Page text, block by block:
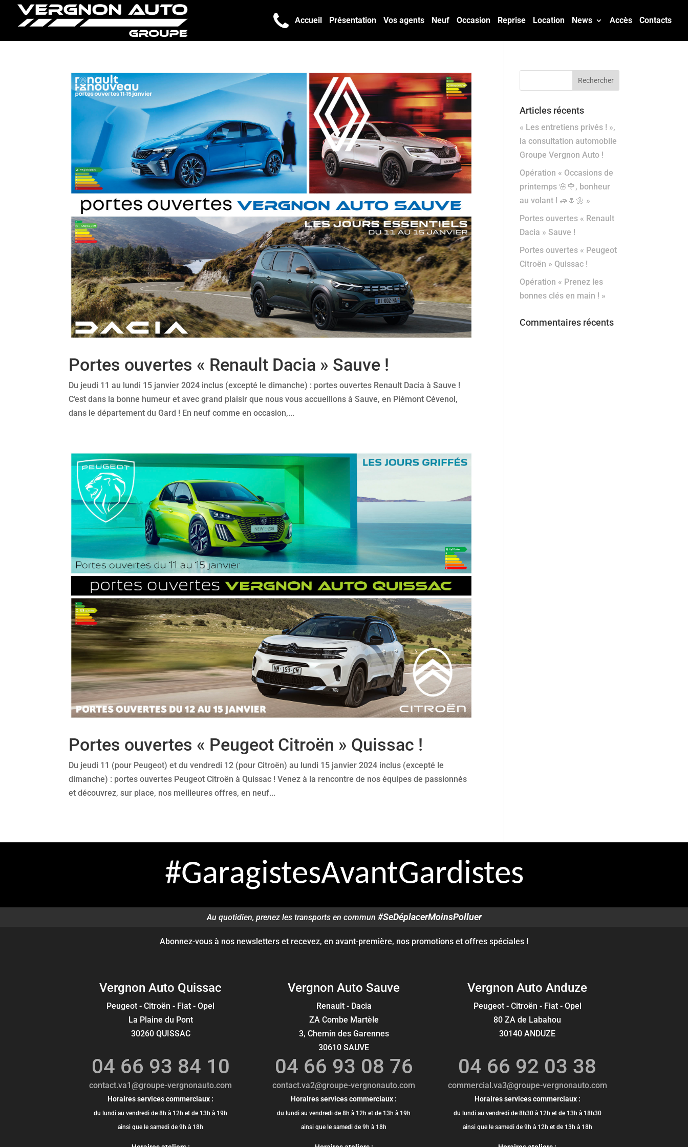
Accueil Présentation Vos agents Neuf Occasion Reprise Location News Accès Contacts
Portes ouvertes « Renault Dacia » Sauve !
Du jeudi 11 au lundi 15 janvier 2024 inclus (excepté le dimanche) : portes ouvertes Renault Dacia à Sauve !
C’est dans la bonne humeur et avec grand plaisir que nous vous accueillons à Sauve, en Piémont Cévenol,
dans le département du Gard ! En neuf comme en occasion,...
Portes ouvertes « Peugeot Citroën » Quissac !
Du jeudi 11 (pour Peugeot) et du vendredi 12 (pour Citroën) au lundi 15 janvier 2024 inclus (excepté le
dimanche) : portes ouvertes Peugeot Citroën à Quissac ! Venez à la rencontre de nos équipes de passionnés
et découvrez, sur place, nos meilleures offres, en neuf...
Articles récents
« Les entretiens privés ! »,
la consultation automobile
Groupe Vergnon Auto !
Opération « Occasions de
printemps 🌸🌹, bonheur
au volant ! 🚙🌷🌼 »
Portes ouvertes « Renault
Dacia » Sauve !
Portes ouvertes « Peugeot
Citroën » Quissac !
Opération « Prenez les
bonnes clés en main ! »
Commentaires récents
#GaragistesAvantGardistes
Au quotidien, prenez les transports en commun #SeDéplacerMoinsPolluer
Abonnez-vous à nos newsletters et recevez, en avant-première, nos promotions et offres spéciales !
Vergnon Auto Quissac
Peugeot - Citroën - Fiat - Opel
La Plaine du Pont
30260 QUISSAC
04 66 93 84 10
contact.va1@groupe-vergnonauto.com
Horaires services commerciaux :
du lundi au vendredi de 8h à 12h et de 13h à 19h
ainsi que le samedi de 9h à 18h
Vergnon Auto Sauve
Renault - Dacia
ZA Combe Martèle
3, Chemin des Garennes
30610 SAUVE
04 66 93 08 76
contact.va2@groupe-vergnonauto.com
Horaires services commerciaux :
du lundi au vendredi de 8h à 12h et de 13h à 19h
ainsi que le samedi de 9h à 18h
Vergnon Auto Anduze
Peugeot - Citroën - Fiat - Opel
80 ZA de Labahou
30140 ANDUZE
04 66 92 03 38
commercial.va3@groupe-vergnonauto.com
Horaires services commerciaux :
du lundi au vendredi de 8h30 à 12h et de 13h à 18h30
ainsi que le samedi de 9h à 12h et de 13h à 18h